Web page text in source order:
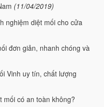
(11/04/2019)
nghiệm diệt mối cho cửa
đơn giản, nhanh chóng và
Vinh uy tín, chất lượng
mối có an toàn không?